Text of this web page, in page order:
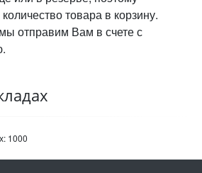
товара в корзину.
отправим Вам в счете с
1000